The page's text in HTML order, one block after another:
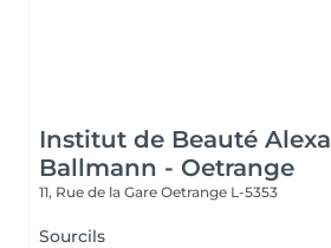
Institut de Beauté Alexa
Ballmann - Oetrange
11, Rue de la Gare Oetrange L-5353
Sourcils